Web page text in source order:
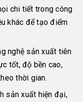
chi tiết trong công
khác để tạo điểm
nghệ sản xuất tiên
tốt, độ bền cao,
thời gian.
sản xuất hiện đại,